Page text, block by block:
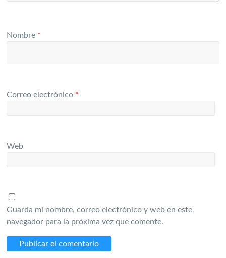
Nombre *
Correo electrónico *
Web
Guarda mi nombre, correo electrónico y web en este
navegador para la próxima vez que comente.